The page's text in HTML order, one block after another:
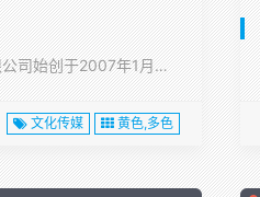
山东华韵文化传播集团有限公司始创于2007年1月，注册资本1···
文化传媒 黄色,多色